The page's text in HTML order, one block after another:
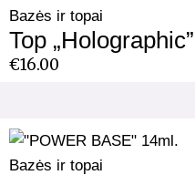
Bazės ir topai
Top
€16.00
Bazės ir topai